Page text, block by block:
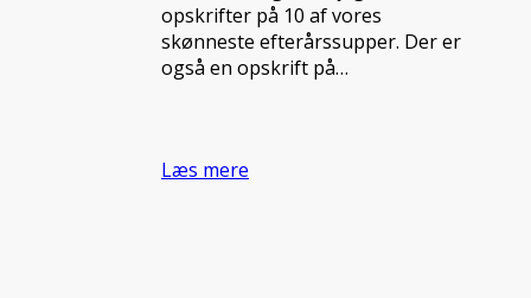
opskrifter på 10 af vores
skønneste efterårssupper. Der er
også en opskrift på…
Læs mere